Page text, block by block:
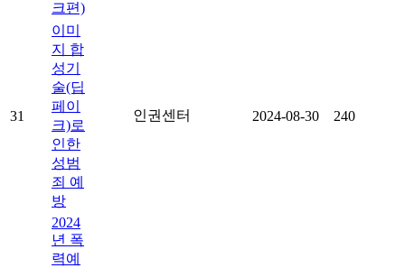
크편)
31
이미
지 합
성기
술(딥
페이
크)로
인한
성범
죄 예
방
인권센터 2024-08-30 240
2024
년 폭
력예